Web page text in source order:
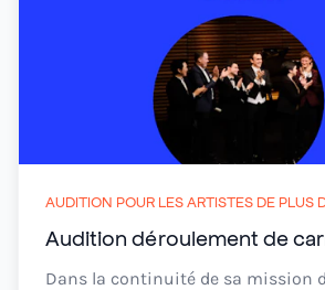
AUDITION POUR LES ARTISTES DE PLUS
Audition déroulement de
Dans la continuité de sa mission